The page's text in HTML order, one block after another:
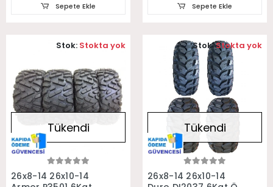
Sepete Ekle Sepete Ekle
Stokta Yok
Tükendi
26x8-14 26x10-14
Stok: Stokta yok
Stokta Yok
Tükendi
26x8-14 26x10-14
Stok:Stokta yok